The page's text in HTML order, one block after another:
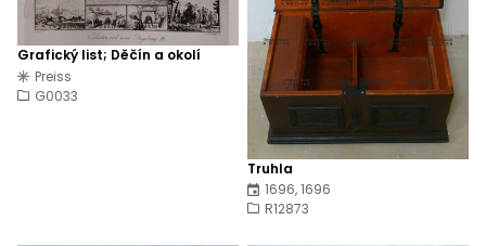
Grafický list; Děčín a okolí
Preiss
G0033
Truhla
1696, 1696
R12873